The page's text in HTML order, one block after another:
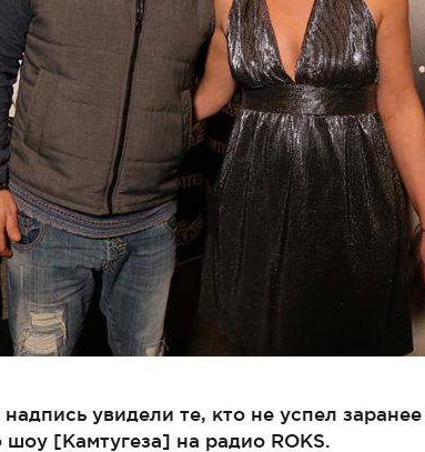
увидели те, кто не успел
[Камтугеза] на радио ROKS.